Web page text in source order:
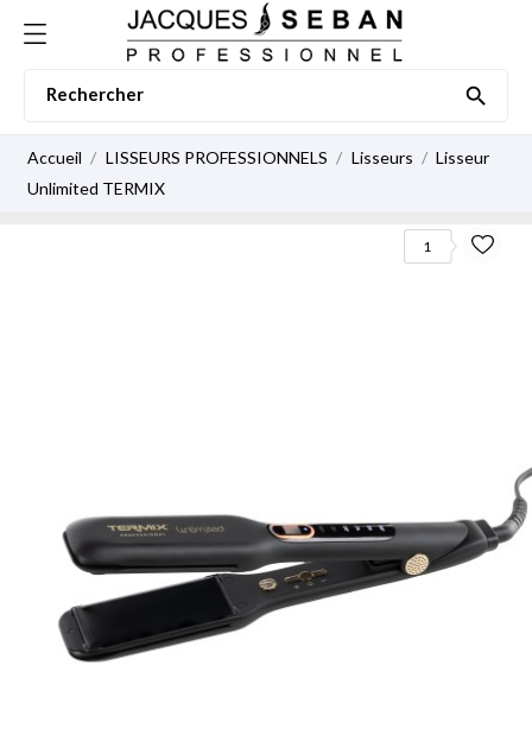

Accueil LISSEURS PROFESSIONNELS Lisseurs
Lisseur
Unlimited TERMIX
1